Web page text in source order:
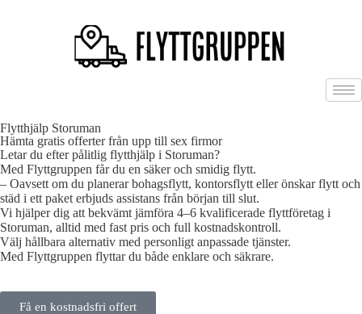
Flytthjälp Storuman
Hämta gratis offerter från upp till sex firmor
Letar du efter pålitlig flytthjälp i Storuman?
Med Flyttgruppen får du en säker och smidig flytt.
– Oavsett om du planerar bohagsflytt, kontorsflytt eller önskar flytt och
städ i ett paket erbjuds assistans från början till slut.
Vi hjälper dig att bekvämt jämföra 4–6 kvalificerade flyttföretag i
Storuman, alltid med fast pris och full kostnadskontroll.
Välj hållbara alternativ med personligt anpassade tjänster.
Med Flyttgruppen flyttar du både enklare och säkrare.
Få en kostnadsfri offert